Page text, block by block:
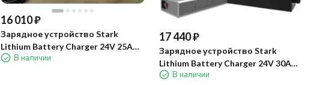
16 010₽
Зарядное устройство Stark
Lithium Battery Charger 24V 25A
APTВ наличии
17 440₽
Зарядное устройство Stark
Lithium Battery Charger 24V 30A
APTВ наличии